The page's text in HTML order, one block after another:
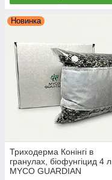
Новинка
Триходерма Конінгі в
гранулах, біофунгіцид 4 л,
MYCO GUARDIAN